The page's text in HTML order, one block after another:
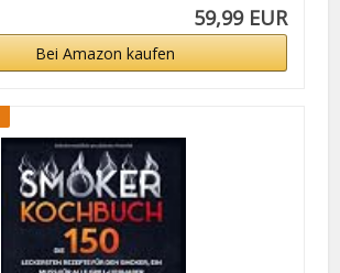
59,99 EUR
Bei Amazon kaufen